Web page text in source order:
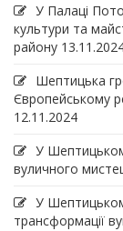
У Палаці
культури та
району
Шептицька
Європейському
12.11.2024
У
вуличного
У
трансформації